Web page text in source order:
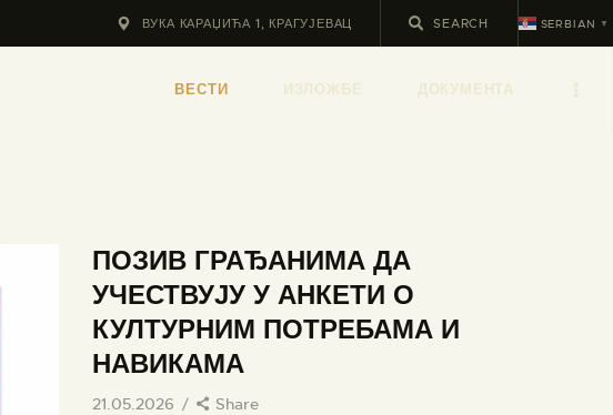
ВУКА КАРАЏИЋА 1, КРАГУЈЕВАЦ SERBIAN ▼
ВЕСТИ ИЗЛОЖБЕ ДОКУМЕНТА
ПОЗИВ ГРАЂАНИМА ДА
УЧЕСТВУЈУ У АНКЕТИ О
КУЛТУРНИМ ПОТРЕБАМА И
НАВИКАМА
21.05.2026 Share